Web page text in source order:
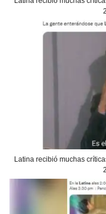
Latina recibió muchas